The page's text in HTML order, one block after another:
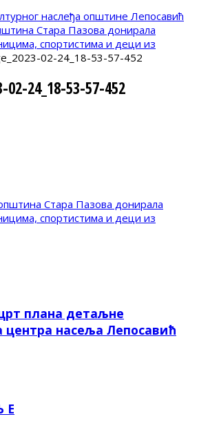
Стара Пазова донирала
спортистима и деци из
02-24_18-53-57-452
02-24_18-53-57-452
Стара Пазова донирала
спортистима и деци из
плана детаљне
центра насеља Лепосавић
Е